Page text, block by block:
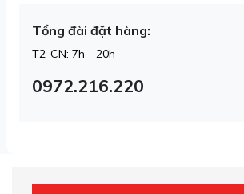
Tổng đài đặt hàng:
T2-CN: 7h - 20h
0972.216.220